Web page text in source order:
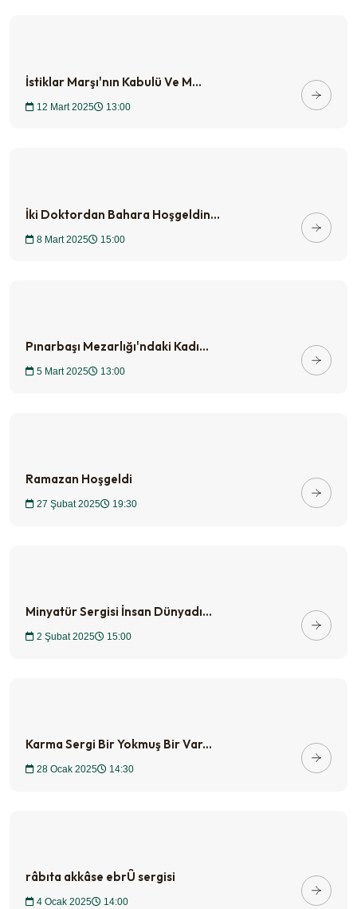
İstiklar Marşı'nın Kabulü Ve M...
12 Mart 2025 13:00
İki Doktordan Bahara Hoşgeldin...
8 Mart 2025 15:00
Pınarbaşı Mezarlığı'ndaki Kadı...
5 Mart 2025 13:00
Ramazan Hoşgeldi
27 Şubat 2025 19:30
Minyatür Sergisi İnsan Dünyadı...
2 Şubat 2025 15:00
Karma Sergi Bir Yokmuş Bir Var...
28 Ocak 2025 14:30
râbıta akkâse ebrÛ sergisi
4 Ocak 2025 14:00